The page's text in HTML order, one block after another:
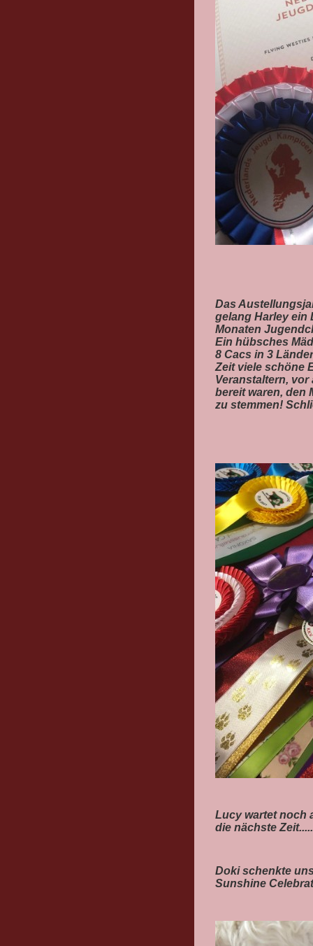
Das
gelang Harley ein
Monaten
Ein hübsches
8 Cacs in 3
Zeit viele schöne
Veranstaltern, vor
bereit waren, den
zu stemmen!
Lucy wartet noch
die nächste
Doki schenkte
Sunshine